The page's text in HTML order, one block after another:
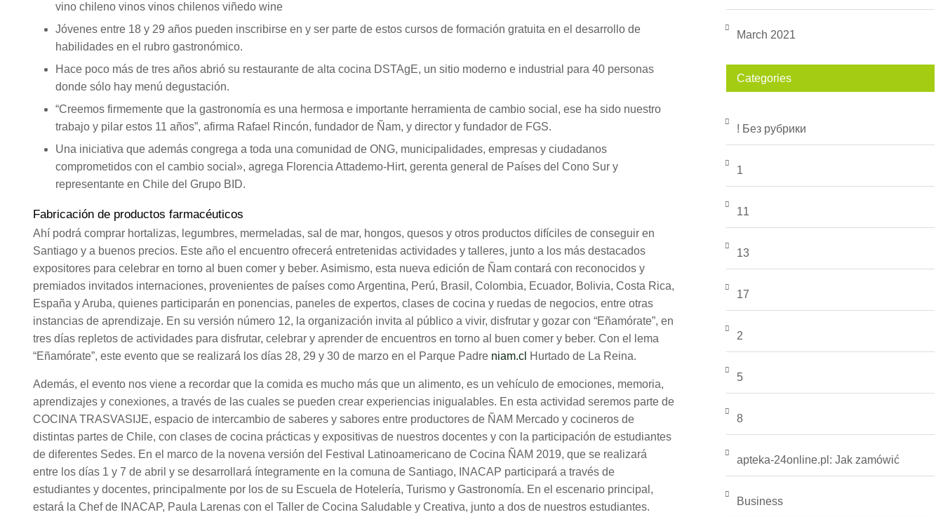
vino chileno vinos vinos chilenos viñedo wine
Jóvenes entre 18 y 29 años pueden inscribirse en y ser parte de estos cursos de formación gratuita en el desarrollo de
habilidades en el rubro gastronómico.
Hace poco más de tres años abrió su restaurante de alta cocina DSTAgE, un sitio moderno e industrial para 40 personas
donde sólo hay menú degustación.
“Creemos firmemente que la gastronomía es una hermosa e importante herramienta de cambio social, ese ha sido nuestro
trabajo y pilar estos 11 años”, afirma Rafael Rincón, fundador de Ñam, y director y fundador de FGS.
Una iniciativa que además congrega a toda una comunidad de ONG, municipalidades, empresas y ciudadanos
comprometidos con el cambio social», agrega Florencia Attademo-Hirt, gerenta general de Países del Cono Sur y
representante en Chile del Grupo BID.
Fabricación de productos farmacéuticos
Ahí podrá comprar hortalizas, legumbres, mermeladas, sal de mar, hongos, quesos y otros productos difíciles de conseguir en
Santiago y a buenos precios. Este año el encuentro ofrecerá entretenidas actividades y talleres, junto a los más destacados
expositores para celebrar en torno al buen comer y beber. Asimismo, esta nueva edición de Ñam contará con reconocidos y
premiados invitados internaciones, provenientes de países como Argentina, Perú, Brasil, Colombia, Ecuador, Bolivia, Costa Rica,
España y Aruba, quienes participarán en ponencias, paneles de expertos, clases de cocina y ruedas de negocios, entre otras
instancias de aprendizaje. En su versión número 12, la organización invita al público a vivir, disfrutar y gozar con “Eñamórate”, en
tres días repletos de actividades para disfrutar, celebrar y aprender de encuentros en torno al buen comer y beber. Con el lema
“Eñamórate”, este evento que se realizará los días 28, 29 y 30 de marzo en el Parque Padre niam.cl Hurtado de La Reina.
Además, el evento nos viene a recordar que la comida es mucho más que un alimento, es un vehículo de emociones, memoria,
aprendizajes y conexiones, a través de las cuales se pueden crear experiencias inigualables. En esta actividad seremos parte de
COCINA TRASVASIJE, espacio de intercambio de saberes y sabores entre productores de ÑAM Mercado y cocineros de
distintas partes de Chile, con clases de cocina prácticas y expositivas de nuestros docentes y con la participación de estudiantes
de diferentes Sedes. En el marco de la novena versión del Festival Latinoamericano de Cocina ÑAM 2019, que se realizará
entre los días 1 y 7 de abril y se desarrollará íntegramente en la comuna de Santiago, INACAP participará a través de
estudiantes y docentes, principalmente por los de su Escuela de Hotelería, Turismo y Gastronomía. En el escenario principal,
estará la Chef de INACAP, Paula Larenas con el Taller de Cocina Saludable y Creativa, junto a dos de nuestros estudiantes.
March 2021
Categories
! Без рубрики
1
11
13
17
2
5
8
apteka-24online.pl: Jak zamówić
Business